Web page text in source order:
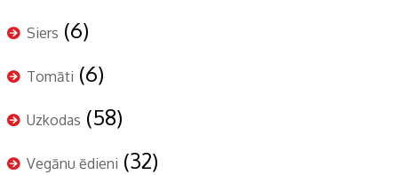
Siers (6)
Tomāti (6)
Uzkodas (58)
Vegānu ēdieni (32)